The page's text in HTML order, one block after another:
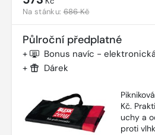
Na stánku:686 Kč
Půlroční předplatné
+ Bonus navíc -
+ Dárek
Kč.
uchy a
proti